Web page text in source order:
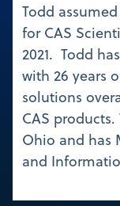
Todd
for CAS
2021. Todd
with 26 years
solutions
CAS
Ohio and has
and